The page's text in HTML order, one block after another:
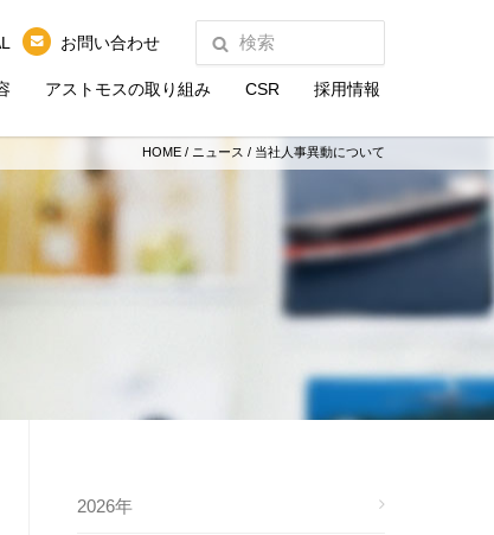
お問い合わせ
アストモスの取り組み CSR 採用情報
HOME / ニュース / 当社人事異動について
2026年